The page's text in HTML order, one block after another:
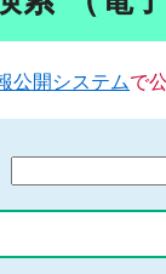
公開システムで
る